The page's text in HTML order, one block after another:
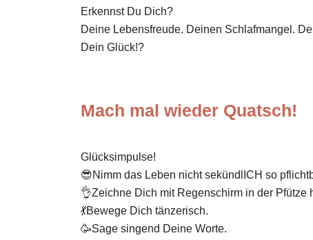
Erkennst Du Dich?
Deine Lebensfreude. Deinen Schlafmangel.
Dein Glück!?
Mach mal wieder Quatsch!
Glücksimpulse!
😎Nimm das Leben nicht sekündlICH so
👌Zeichne Dich mit Regenschirm in der Pfütze
💃Bewege Dich tänzerisch.
🥳Sage singend Deine Worte.